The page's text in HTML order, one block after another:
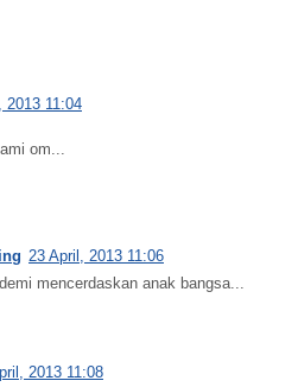
2013 11:04
om...
23 April, 2013 11:06
mencerdaskan anak bangsa...
2013 11:08